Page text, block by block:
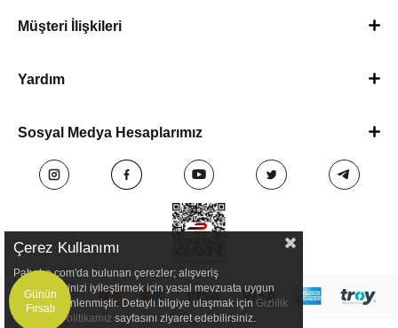
Müşteri İlişkileri
Yardım
Sosyal Medya Hesaplarımız
Günün
Fırsatı
Çerez Kullanımı
Pababo.com'da bulunan çerezler; alışveriş
deneyimlerinizi iyileştirmek için yasal mevzuata uygun
olarak düzenlenmiştir. Detaylı bilgiye ulaşmak için Gizlilik
ve Çerez Politikamız sayfasını ziyaret edebilirsiniz.